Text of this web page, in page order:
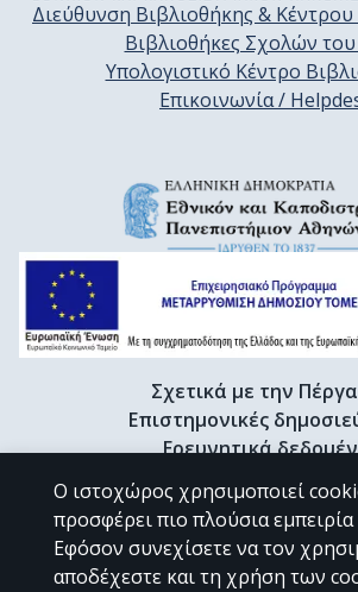
Διεύθυνση Βιβλιοθήκης &
Βιβλιοθήκες Σχολών
Υπολογιστικό Κέντρο
Επικοινωνία /
Σχετικά με την
Επιστημονικές
Ερευνητικά
Διδακτορικές διατριβές &
Προφίλ Ερευνητή
Ο ιστοχώρος χρησιμοποιεί
προσφέρει πιο πλούσια
Εφόσον συνεχίσετε να τον
αποδέχεστε και τη χρήση των